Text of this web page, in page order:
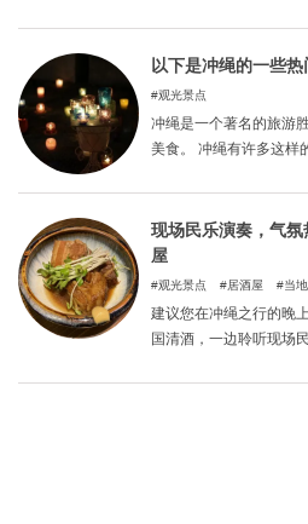
介绍宫古岛上一些值得
以下是冲绳的一些热
观光景点
冲绳是一个著名的旅游
美食。 冲绳有许多这样
现场民乐演奏，气
屋
观光景点 居酒屋 当
建议您在冲绳之行的晚
国清酒，一边聆听现场
歌声会让你精神振奋。